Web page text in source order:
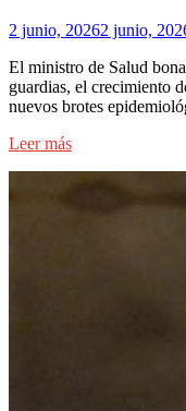
2 junio, 20262 junio,
El ministro de Salud
guardias, el crecimiento
nuevos brotes
Leer más